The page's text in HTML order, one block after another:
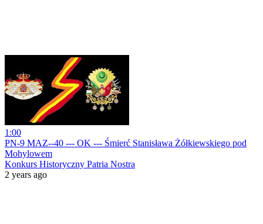
1:00
PN-9 MAZ--40 --- OK --- Śmierć Stanisława Żółkiewskiego pod
Mohylowem
Konkurs Historyczny Patria Nostra
2 years ago